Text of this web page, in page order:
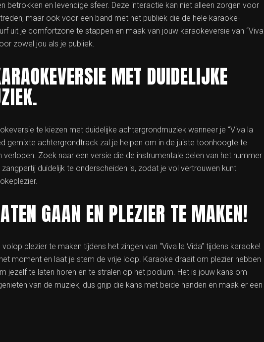
betrokken en levendige sfeer. Deze interactie kan niet alleen zorgen voor
maar ook voor een band met het publiek die de hele karaoke-
uit je comfortzone te stappen en maak van jouw karaokeversie van “Viva
zowel jou als je publiek.
MET DUIDELIJKE
te kiezen met duidelijke achtergrondmuziek wanneer je “Viva la
gemixte achtergrondtrack zal je helpen om in de juiste toonhoogte te
Zoek naar een versie die de instrumentale delen van het nummer
duidelijk te onderscheiden is, zodat je vol vertrouwen kunt
GAAN EN PLEZIER TE MAKEN!
plezier te maken tijdens het zingen van “Viva la Vida” tijdens karaoke!
moment en laat je stem de vrije loop. Karaoke draait om plezier hebben
jezelf te laten horen en te stralen op het podium. Het is jouw kans om
van de muziek, dus grijp die kans met beide handen en maak er een